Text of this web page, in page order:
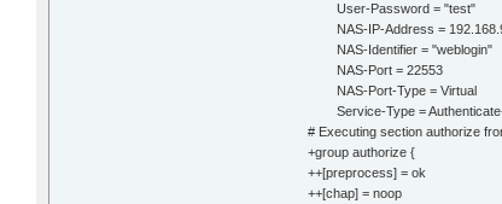
User-Password = "test"
NAS-IP-Address =
NAS-Identifier = "weblogin"
NAS-Port = 22553
NAS-Port-Type = Virtual
Service-Type =
# Executing section authorize
+group authorize {
++[preprocess] = ok
++[chap] = noop